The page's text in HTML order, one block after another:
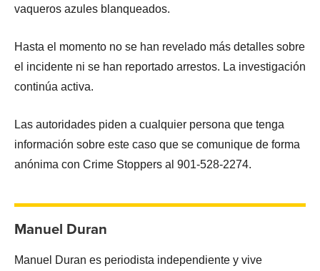
vaqueros azules blanqueados.
Hasta el momento no se han revelado más detalles sobre
el incidente ni se han reportado arrestos. La investigación
continúa activa.
Las autoridades piden a cualquier persona que tenga
información sobre este caso que se comunique de forma
anónima con Crime Stoppers al 901-528-2274.
Manuel Duran
Manuel Duran es periodista independiente y vive